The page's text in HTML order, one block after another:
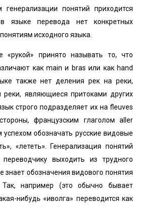
понятий приходится
языке перевода нет конкретных
исходного языка.
«рукой» принято называть то, что
как main и bras или как hand
также нет деления рек на реки,
являющиеся притоками других
строго подразделяет их на fleuves
французским глаголом aller
обозначать русские видовые
«лететь». Генерализация понятий
выходить из трудного
знает обозначения видового понятия
например (это обычно бывает
нибудь «иволга» переводится как